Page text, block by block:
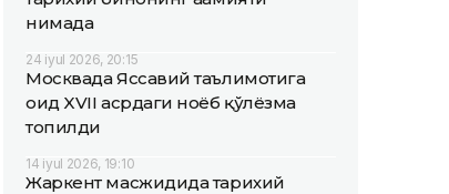
нимада
24 iyul 2026, 20:15
Москвада Яссавий таълимотига
оид XVII асрдаги ноёб қўлёзма
топилди
14 iyul 2026, 19:10
Жаркент масжидида тарихий